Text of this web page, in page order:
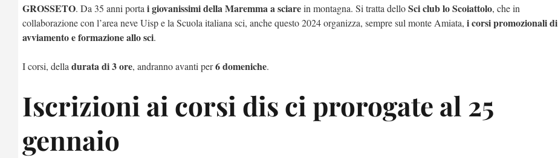
GROSSETO. Da 35 anni porta i giovanissimi della Maremma a sciarein montagna. Si tratta delloSci club lo Scoiattolo, che in
collaborazione con l’area neve Uisp e la Scuola italiana sci, anche questo 2024 organizza, sempre sul monte Amiata, i corsi promozionali di
avviamento e formazione allo sci.
I corsi, della durata di 3 ore, andranno avanti per6 domeniche.
Iscrizioni ai corsi dis ci prorogate al 25
gennaio